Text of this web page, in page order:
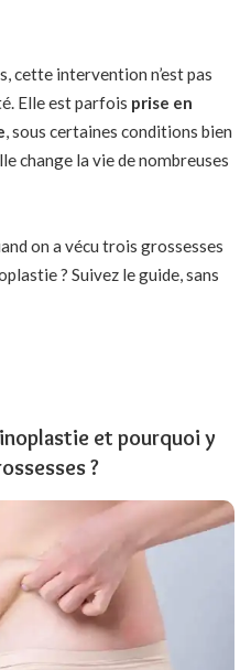
cette intervention n’est pas
Elle est parfois prise en
, sous certaines conditions bien
change la vie de nombreuses
on a vécu trois grossesses
? Suivez le guide, sans
et pourquoi y
?